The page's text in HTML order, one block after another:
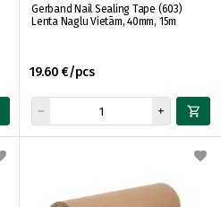
Gerband Nail Sealing Tape (603)
Lenta Naglu Vietām, 40mm, 15m
19.60 €/pcs